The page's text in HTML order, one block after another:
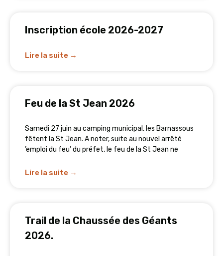
Inscription école 2026-2027
Lire la suite →
Feu de la St Jean 2026
Samedi 27 juin au camping municipal, les Barnassous
fêtent la St Jean. A noter, suite au nouvel arrêté
’emploi du feu’ du préfet, le feu de la St Jean ne
Lire la suite →
Trail de la Chaussée des Géants
2026.